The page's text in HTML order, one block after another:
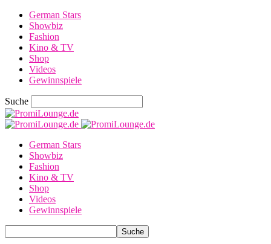
German Stars
Showbiz
Fashion
Kino & TV
Shop
Videos
Gewinnspiele
Suche
German Stars
Showbiz
Fashion
Kino & TV
Shop
Videos
Gewinnspiele